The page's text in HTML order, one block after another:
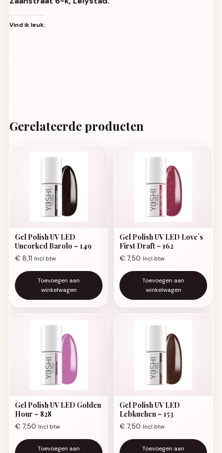
Vind ik leuk:
Gerelateerde producten
Gel Polish UV LED
Uncorked Barolo – 149
€ 8,11 Incl btw
Toevoegen aan
winkelwagen
Gel Polish UV LED Love`s
First Draft – 162
€ 7,50 Incl btw
Toevoegen aan
winkelwagen
Gel Polish UV LED Golden
Hour – 828
€ 7,50 Incl btw
Toevoegen aan
Gel Polish UV LED
Lebkuchen – 153
€ 7,50 Incl btw
Toevoegen aan